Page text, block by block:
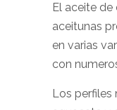
El aceite
aceitunas
en varias
con
Los perfiles